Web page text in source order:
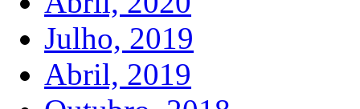
Julho, 2019
Abril, 2019